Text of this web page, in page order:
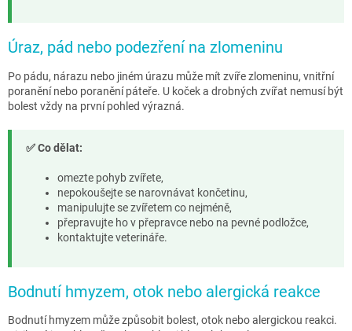
Úraz, pád nebo podezření na zlomeninu
Po pádu, nárazu nebo jiném úrazu může mít zvíře zlomeninu, vnitřní
poranění nebo poranění páteře. U koček a drobných zvířat nemusí být
bolest vždy na první pohled výrazná.
✅ Co dělat:
omezte pohyb zvířete,
nepokoušejte se narovnávat končetinu,
manipulujte se zvířetem co nejméně,
přepravujte ho v přepravce nebo na pevné podložce,
kontaktujte veterináře.
Bodnutí hmyzem, otok nebo alergická reakce
Bodnutí hmyzem může způsobit bolest, otok nebo alergickou reakci.